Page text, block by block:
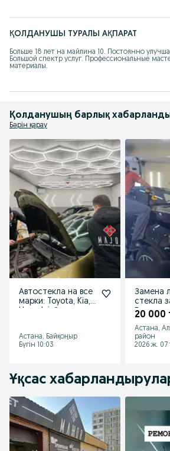
ҚОЛДАНУШЫ ТУРАЛЫ АҚПАРАТ
Больше 18 лет на майлина 10. Постоянно
Большой спектр услуг. Профессиональные
материалы.
Қолданушың барлық
Бәрін қарау
Автостекла на все
марки: Toyota, Kia,
Астана, Байқоңыр
Бүгін 10:03
Замена
стекла
Без
20 000
Астана,
район
2026 ж. 07
Ұқсас